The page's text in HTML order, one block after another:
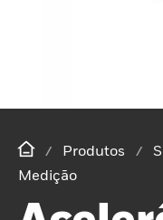
Produtos
Medição